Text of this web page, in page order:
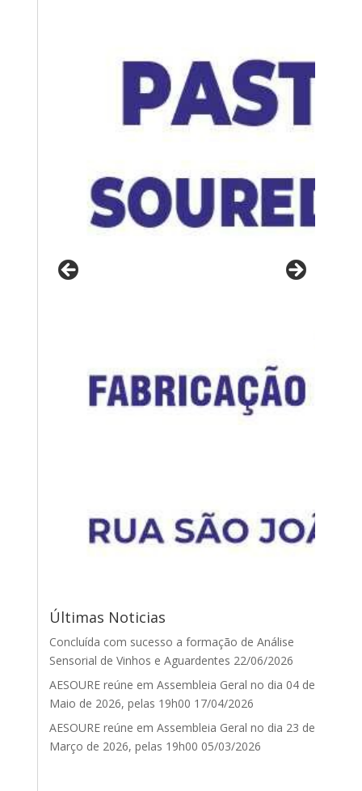
Últimas Noticias
Concluída com sucesso a formação de Análise
Sensorial de Vinhos e Aguardentes 22/06/2026
AESOURE reúne em Assembleia Geral no dia 04 de
Maio de 2026, pelas 19h00 17/04/2026
AESOURE reúne em Assembleia Geral no dia 23 de
Março de 2026, pelas 19h00 05/03/2026